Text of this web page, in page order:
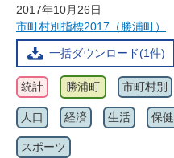
2017年10月26日
市町村別指標2017（勝浦町）
一括ダウンロード(1件)
統計 勝浦町 市町村別
人口 経済 生活 保健
スポーツ